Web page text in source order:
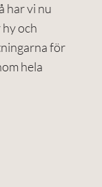
har vi nu
och
för
hela